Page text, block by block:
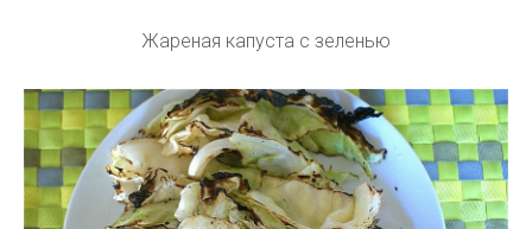
Жареная капуста с зеленью